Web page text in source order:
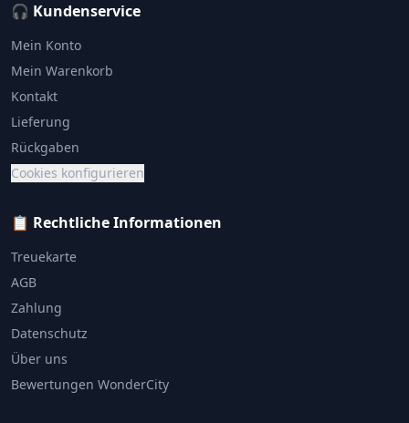
🎧 Kundenservice
Mein Konto
Mein Warenkorb
Kontakt
Lieferung
Rückgaben
Cookies konfigurieren
📋 Rechtliche Informationen
Treuekarte
AGB
Zahlung
Datenschutz
Über uns
Bewertungen WonderCity